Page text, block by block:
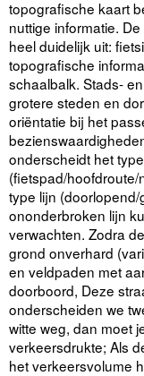
topografische kaart
nuttige informatie.
heel duidelijk uit:
topografische
schaalbalk. Stads-
grotere steden en
oriëntatie bij het
onderscheidt het
(fietspad/
type lijn
ononderbroken lijn
verwachten. Zodra
grond onverhard
en veldpaden met
doorboord, Deze
onderscheiden we
witte weg, dan moet
verkeersdrukte; Als
het verkeersvolume